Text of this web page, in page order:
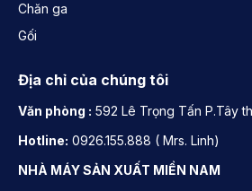
Chăn ga
Gối
Địa chỉ của chúng tôi
Văn phòng : 592 Lê Trọng Tấn P.Tây
Hotline: 0926.155.888 ( Mrs. Linh)
NHÀ MÁY SẢN XUẤT MIỀN NAM